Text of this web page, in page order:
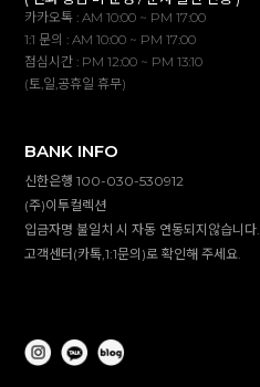
카카오톡 : AM 10:00 ~ PM 17:00
1:1 문의 : AM 10:00 ~ PM 17:00
점심시간 : PM 12:00 ~ PM 13:10
(토,일,공휴일 휴무)
BANK INFO
신한은행 100-030-530912
(주)이투컬렉션
입금자명 불일치 시 자동 연동되지않습니다.
고객센터(카톡,1:1문의)로 확인해 주세요.